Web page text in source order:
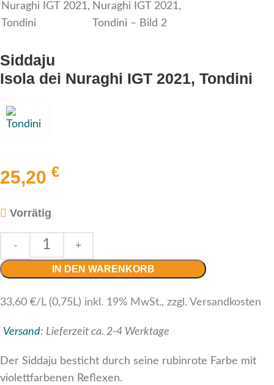
Siddaju
Isola dei Nuraghi IGT 2021, Tondini
25,20 €
Vorrätig
IN DEN WARENKORB
33,60 €/L (0,75L) inkl. 19% MwSt., zzgl. Versandkosten
Versand: Lieferzeit ca. 2-4 Werktage
Der Siddaju besticht durch seine rubinrote Farbe mit
violettfarbenen Reflexen.